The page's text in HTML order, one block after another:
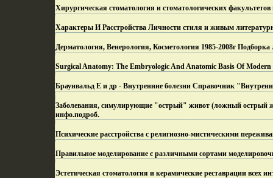
Хирургическая стоматология и стоматологических
Характеры И Расстройства Личности стиля и живым
Дерматология, Венерология, Косметология 1985-2008г
Surgical Anatomy: The Embryologic And Anatomic Basis Of
Браунвальд Е и др - Внутренние болезни Справочник
Заболевания, симулирующие "острый" живот (ложный острый
инфо.подроб.
Психические расстройства с религиозно-мистическими
Правильное моделирование с различными сортами
Эстетическая стоматология и керамические реставрации всех